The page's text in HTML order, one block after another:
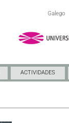
Galego
ACTIVIDADES